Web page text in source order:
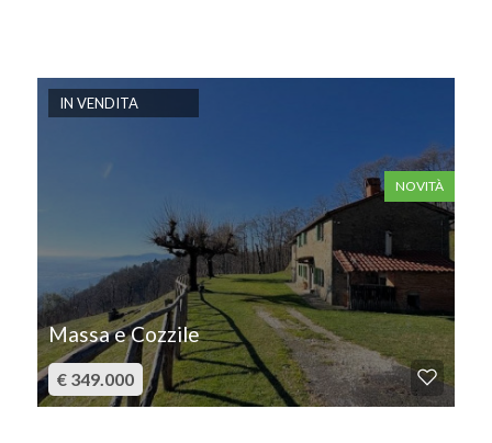
IN VENDITA
NOVITÀ
Massa e Cozzile
€ 349.000